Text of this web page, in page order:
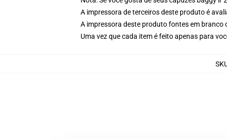
A impressora de terceiros deste produto é
A impressora deste produto fontes em
Uma vez que cada item é feito apenas para